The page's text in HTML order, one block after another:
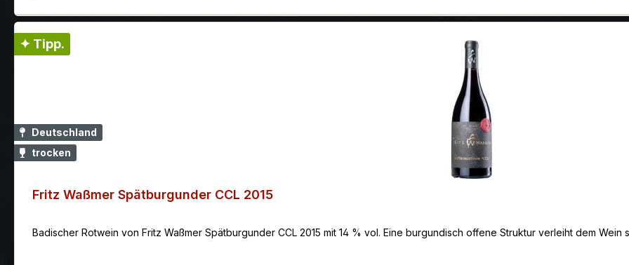
✦ Tipp.
Deutschland
trocken
Fritz Waßmer Spätburgunder CCL 2015
Badischer Rotwein von Fritz Waßmer Spätburgunder CCL 2015 mit 14 % vol. Eine burgundisch offene Struktur verleiht dem Wein